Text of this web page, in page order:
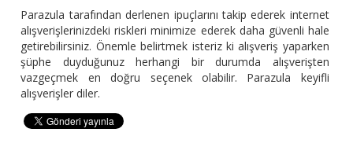
Parazula tarafından derlenen ipuçlarını takip ederek internet
alışverişlerinizdeki riskleri minimize ederek daha güvenli hale
getirebilirsiniz. Önemle belirtmek isteriz ki alışveriş yaparken
şüphe duyduğunuz herhangi bir durumda alışverişten
vazgeçmek en doğru seçenek olabilir. Parazula keyifli
alışverişler diler.